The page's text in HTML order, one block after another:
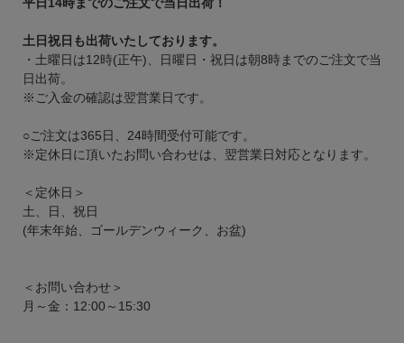
土日祝日も出荷いたしております。
・土曜日は12時(正午)、日曜日・祝日は朝8時までのご注文で当
日出荷。
※ご入金の確認は翌営業日です。
○ご注文は365日、24時間受付可能です。
※定休日に頂いたお問い合わせは、翌営業日対応となります。
＜定休日＞
土、日、祝日
(年末年始、ゴールデンウィーク、お盆)
＜お問い合わせ＞
月～金：12:00～15:30